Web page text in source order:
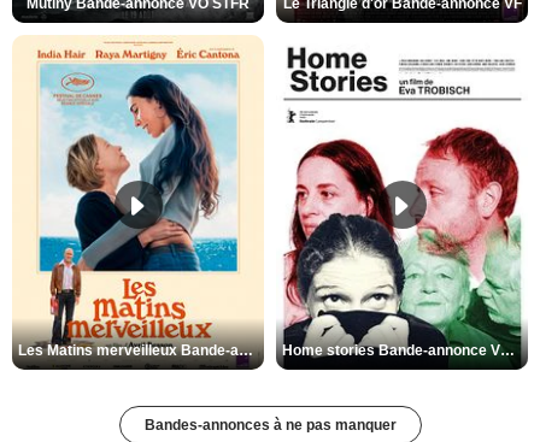
Mutiny Bande-annonce VO STFR Le Triangle d'or Bande-annonce VF
Les Matins merveilleux Bande-annonce VF Home stories Bande-annonce VO STFR
Bandes-annonces à ne pas manquer